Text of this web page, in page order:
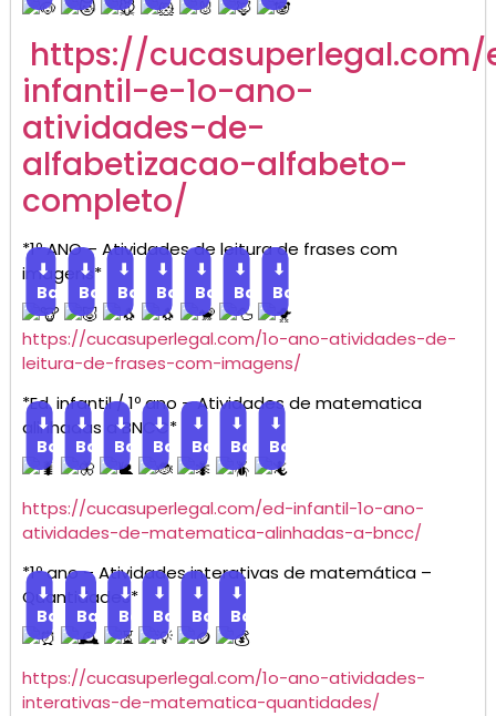
https://
infantil-e-1o-ano-
atividades-de-
alfabetizacao-alfabeto-
completo/
*1º ANO – Atividades de leitura de frases com
imagens*
⬇
Baixar
⬇
Baixar
⬇
Baixar
⬇
Baixar
⬇
Baixar
⬇
Baixar
⬇
Baixar
https://cucasuperlegal.com/1o-ano-atividades-de-
leitura-de-frases-com-imagens/
*Ed. infantil / 1º ano – Atividades de matematica
alinhadas a BNCC*
⬇
Baixar
⬇
Baixar
⬇
Baixar
⬇
Baixar
⬇
Baixar
⬇
Baixar
⬇
Baixar
https://cucasuperlegal.com/ed-infantil-1o-ano-
atividades-de-matematica-alinhadas-a-bncc/
*1º ano – Atividades interativas de matemática –
Quantidades*
⬇
Baixar
⬇
Baixar
⬇
Baixar
⬇
Baixar
⬇
Baixar
⬇
Baixar
https://cucasuperlegal.com/1o-ano-atividades-
interativas-de-matematica-quantidades/